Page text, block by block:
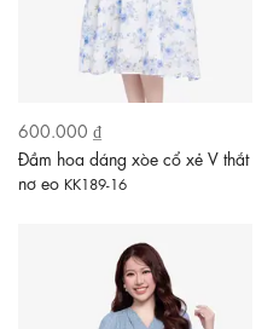
600.000 ₫
Đầm hoa dáng xòe cổ xẻ V thắt
nơ eo KK189-16